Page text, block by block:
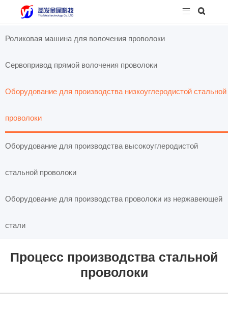
 
Роликовая машина для волочения проволоки
Сервопривод прямой волочения проволоки
Оборудование для производства низкоуглеродистой стальной
проволоки
Оборудование для производства высокоуглеродистой
стальной проволоки
Оборудование для производства проволоки из нержавеющей
стали
Процесс производства стальной
проволоки